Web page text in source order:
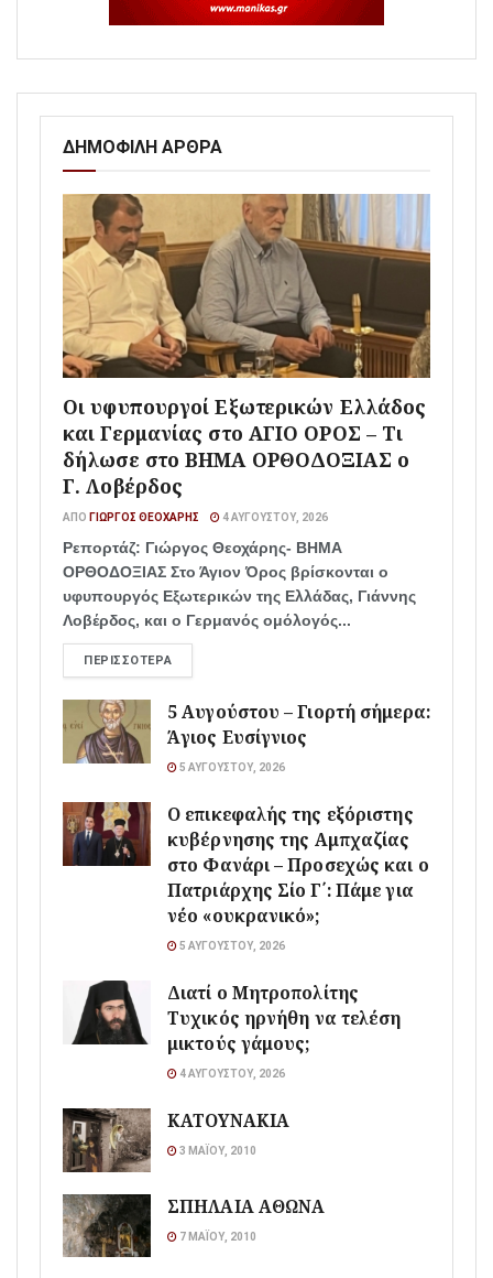
ΔΗΜΟΦΙΛΗ ΑΡΘΡΑ
Οι υφυπουργοί Εξωτερικών Ελλάδος
και Γερμανίας στο ΑΓΙΟ ΟΡΟΣ – Τι
δήλωσε στο ΒΗΜΑ ΟΡΘΟΔΟΞΙΑΣ ο
Γ. Λοβέρδος
ΑΠΌ ΓΙΏΡΓΟΣ ΘΕΟΧΆΡΗΣ 4 ΑΥΓΟΎΣΤΟΥ, 2026
Ρεπορτάζ: Γιώργος Θεοχάρης- ΒΗΜΑ
ΟΡΘΟΔΟΞΙΑΣ Στο Άγιον Όρος βρίσκονται ο
υφυπουργός Εξωτερικών της Ελλάδας, Γιάννης
Λοβέρδος, και ο Γερμανός ομόλογός...
ΠΕΡΙΣΣΌΤΕΡΑ
5 Αυγούστου – Γιορτή σήμερα:
Άγιος Ευσίγνιος
5 ΑΥΓΟΎΣΤΟΥ, 2026
Ο επικεφαλής της εξόριστης
κυβέρνησης της Αμπχαζίας
στο Φανάρι – Προσεχώς και ο
Πατριάρχης Σίο Γ΄: Πάμε για
νέο «ουκρανικό»;
5 ΑΥΓΟΎΣΤΟΥ, 2026
Διατί ο Μητροπολίτης
Τυχικός ηρνήθη να τελέση
μικτούς γάμους;
4 ΑΥΓΟΎΣΤΟΥ, 2026
ΚΑΤΟΥΝΑΚΙΑ
3 ΜΑΪ́ΟΥ, 2010
ΣΠΗΛΑΙΑ ΑΘΩΝΑ
7 ΜΑΪ́ΟΥ, 2010